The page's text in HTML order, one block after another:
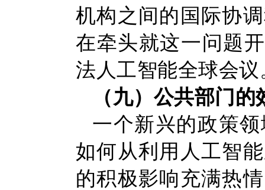
机构之间的国际协
在牵头就这一问题
法人工智能全球会议
（九）公共部门的
一个新兴的政策
如何从利用人工智
的积极影响充满热